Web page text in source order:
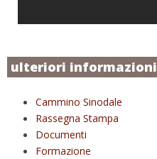
ulteriori informazioni
Cammino Sinodale
Rassegna Stampa
Documenti
Formazione